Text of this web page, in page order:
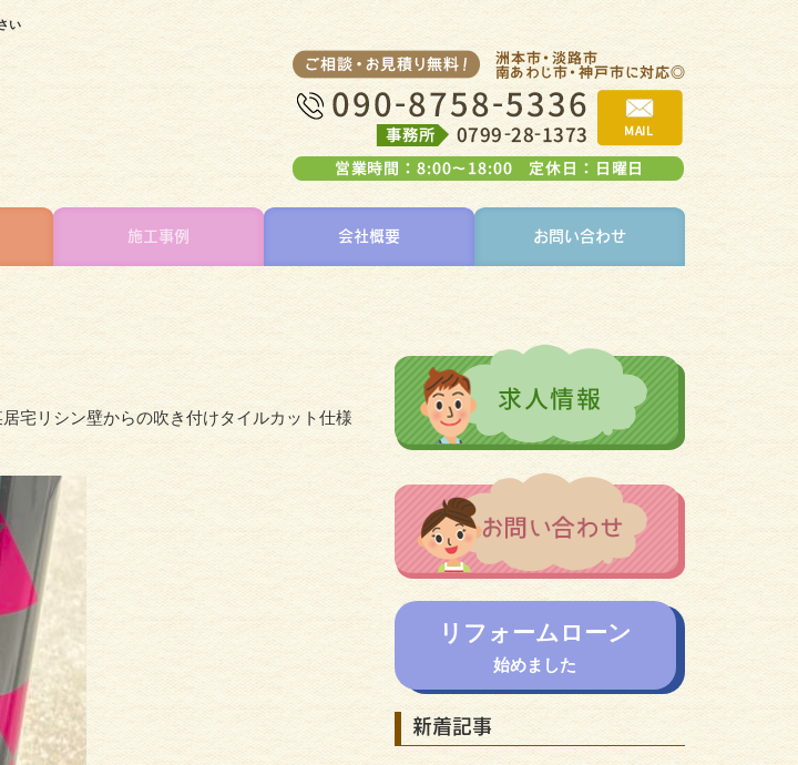
い
施工事例 会社概要 お問い合わせ
宅リシン壁からの吹き付けタイルカット仕様
リフォームローン
始めました
新着記事